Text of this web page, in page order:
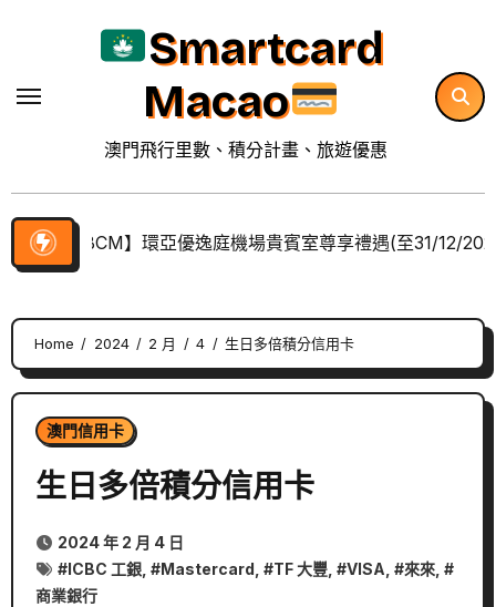
Smartcard
Macao
澳門飛行里數、積分計畫、旅遊優惠
【BCM】環亞優逸庭機場貴賓室尊享禮遇(至31/12/
Home 2024 2 月 4 生日多倍積分信用卡
澳門信用卡
生日多倍積分信用卡
2024 年 2 月 4 日
#ICBC 工銀, #Mastercard , #TF 大豐, #VISA , #來來, #
商業銀行